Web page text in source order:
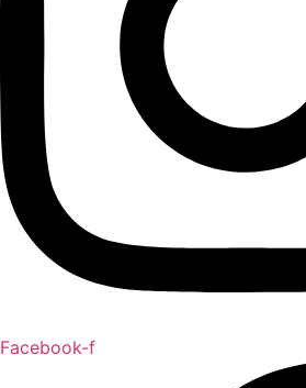
Facebook-f